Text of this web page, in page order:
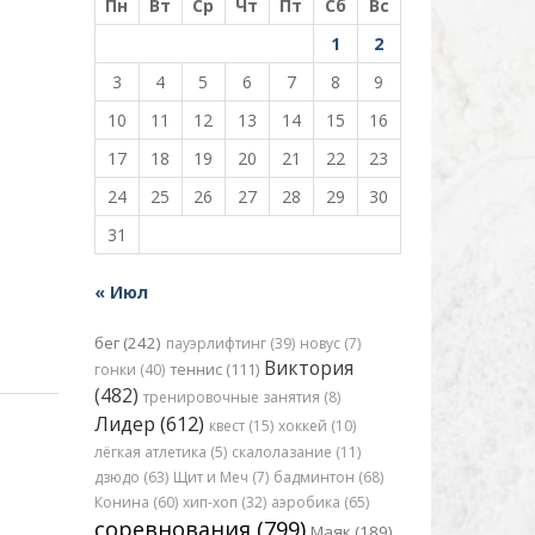
Пн Вт Ср Чт Пт Сб
Вс
1
2
3
4 5 6 7 8
9
10
11 12 13 14 15
16
17
18 19 20 21 22
23
24
25 26 27 28 29
30
31
« Июл
бег (242) пауэрлифтинг (39) новус (7)
гонки (40) теннис (111) Виктория
(482) тренировочные занятия (8)
Лидер (612) квест (15) хоккей (10)
лёгкая атлетика (5) скалолазание (11)
дзюдо (63) Щит и Меч (7) бадминтон (68)
Конина (60) хип-хоп (32) аэробика (65)
соревнования (799)